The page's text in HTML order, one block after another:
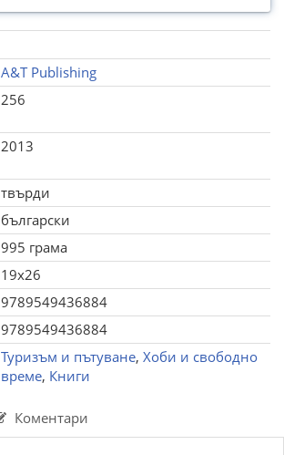
A&T Publishing
256
2013
твърди
български
995 грама
19x26
9789549436884
9789549436884
Туризъм и пътуване, Хоби и свободно
време, Книги
Коментари